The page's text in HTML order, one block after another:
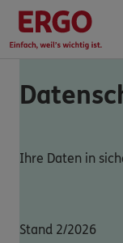
Ihre Daten in
Stand 2/2026